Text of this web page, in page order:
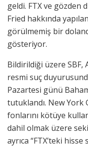
geldi. FTX ve gözden
Fried hakkında
görülmemiş bir
gösteriyor.
Bildirildiği üzere SBF,
resmi suç
Pazartesi günü
tutuklandı. New York
fonlarını kötüye
dahil olmak üzere
ayrıca “FTX’teki hisse